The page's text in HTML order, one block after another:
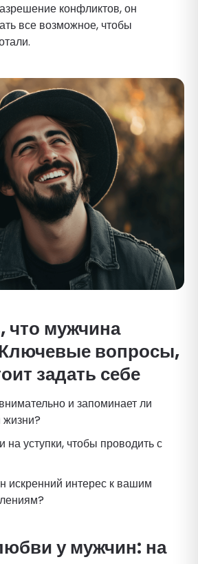
конфликтов, он
все возможное, чтобы
что мужчина
вопросы,
задать себе
и запоминает ли
на уступки, чтобы проводить с
искренний интерес к вашим
у мужчин: на